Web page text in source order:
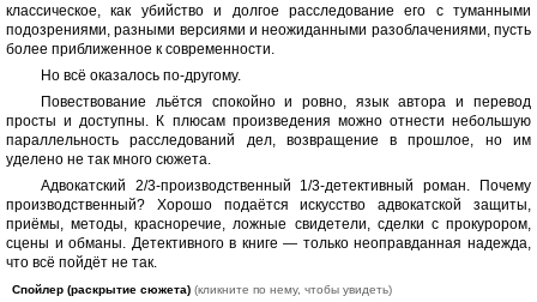
классическое, как убийство и долгое расследование его с туманными
подозрениями, разными версиями и неожиданными разоблачениями, пусть
более приближенное к современности.
Но всё оказалось по-другому.
Повествование льётся спокойно и ровно, язык автора и перевод
просты и доступны. К плюсам произведения можно отнести небольшую
параллельность расследований дел, возвращение в прошлое, но им
уделено не так много сюжета.
Адвокатский 2/3-производственный 1/3-детективный роман. Почему
производственный? Хорошо подаётся искусство адвокатской защиты,
приёмы, методы, красноречие, ложные свидетели, сделки с прокурором,
сцены и обманы. Детективного в книге — только неоправданная надежда,
что всё пойдёт не так.
Спойлер (раскрытие сюжета) (кликните по нему, чтобы увидеть)